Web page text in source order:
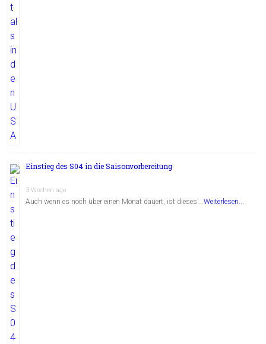
Einstieg des S04 in die Saisonvorbereitung
3 Wochen ago
Auch wenn es noch über einen Monat dauert, ist dieses …Weiterlesen...